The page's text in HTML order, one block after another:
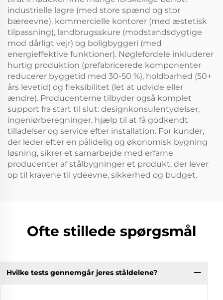
industrielle lagre (med store spænd og stor
bæreevne), kommercielle kontorer (med æstetisk
tilpassning), landbrugsskure (modstandsdygtige
mod dårligt vejr) og boligbyggeri (med
energieffektive funktioner). Nøglefordele inkluderer
hurtig produktion (prefabricerede komponenter
reducerer byggetid med 30-50 %), holdbarhed (50+
års levetid) og fleksibilitet (let at udvide eller
ændre). Producenterne tilbyder også komplet
support fra start til slut: designkonsulentydelser,
ingeniørberegninger, hjælp til at få godkendt
tilladelser og service efter installation. For kunder,
der leder efter en pålidelig og økonomisk bygning
løsning, sikrer et samarbejde med erfarne
producenter af stålbygninger et produkt, der lever
op til kravene til ydeevne, sikkerhed og budget.
Ofte stillede spørgsmål
Hvilke tests gennemgår jeres ståldelene?